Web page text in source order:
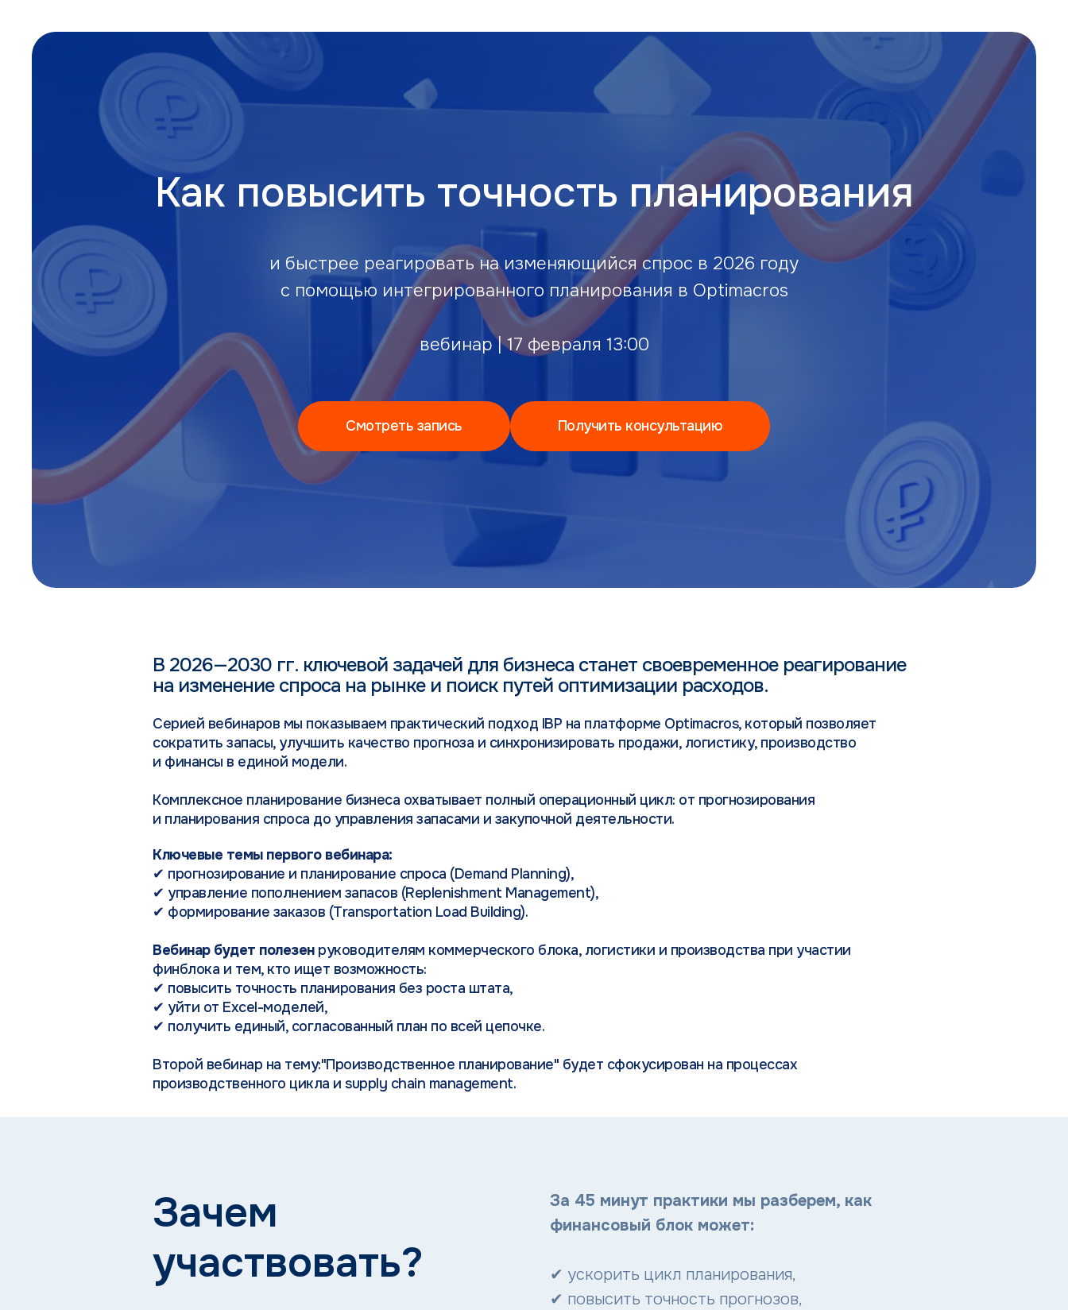
Как повысить точность планирования
и быстрее реагировать на изменяющийся спрос в 2026 году
с помощью интегрированного планирования в Optimacros
вебинар | 17 февраля 13:00
Смотреть запись Получить консультацию
В 2026—2030 гг. ключевой задачей для бизнеса станет своевременное реагирование
на изменение спроса на рынке и поиск путей оптимизации расходов.
Серией вебинаров мы показываем практический подход IBP на платформе Optimacros, который позволяет
сократить запасы, улучшить качество прогноза и синхронизировать продажи, логистику, производство
и финансы в единой модели.
Комплексное планирование бизнеса охватывает полный операционный цикл: от прогнозирования
и планирования спроса до управления запасами и закупочной деятельности.
Ключевые темы первого вебинара:
✔ прогнозирование и планирование спроса (Demand Planning),
✔ управление пополнением запасов (Replenishment Management),
✔ формирование заказов (Transportation Load Building).
Вебинар будет полезенруководителям коммерческого блока, логистики и производства при участии
финблока и тем, кто ищет возможность:
✔ повысить точность планирования без роста штата,
✔ уйти от Excel-моделей,
✔ получить единый, согласованный план по всей цепочке.
Второй вебинар на тему:"Производственное планирование" будет сфокусирован на процессах
производственного цикла и supply chain management.
Зачем
участвовать?
За 45 минут практики мы разберем, как
финансовый блок может:
✔ ускорить цикл планирования,
✔ повысить точность прогнозов,